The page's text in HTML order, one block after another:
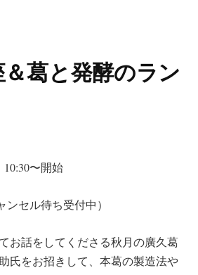
葛と発酵のラン
10:30〜開始
セル待ち受付中）
お話をしてくださる秋月の廣久葛
氏をお招きして、本葛の製造法や